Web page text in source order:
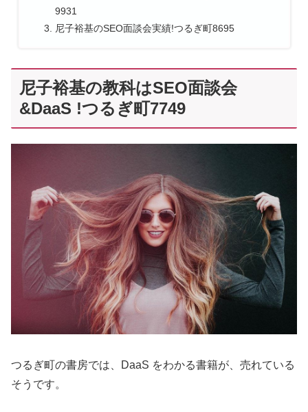
9931
尼子裕基のSEO面談会実績!つるぎ町8695
尼子裕基の教科はSEO面談会
&DaaS !つるぎ町7749
つるぎ町の書房では、DaaS をわかる書籍が、売れている
そうです。